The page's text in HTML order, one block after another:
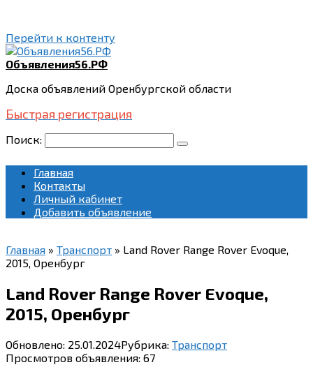
Перейти к контенту
Объявления56.РФ
Доска объявлений Оренбургской области
Быстрая регистрация
Поиск:
Главная
Контакты
Личный кабинет
Добавить объявление
Главная » Транспорт » Land Rover Range Rover Evoque,
2015, Оренбург
Land Rover Range Rover Evoque,
2015, Оренбург
Обновлено: 25.01.2024Рубрика: Транспорт
Просмотров объявления: 67